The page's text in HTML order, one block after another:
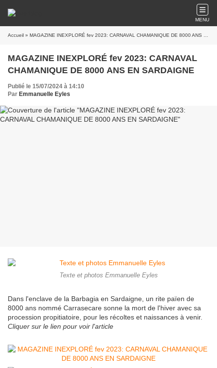
MENU
Accueil » MAGAZINE INEXPLORÉ fev 2023: CARNAVAL CHAMANIQUE DE 8000 ANS EN SARDAIGNE
MAGAZINE INEXPLORÉ fev 2023: CARNAVAL
CHAMANIQUE DE 8000 ANS EN SARDAIGNE
Publié le 15/07/2024 à 14:10
Par Emmanuelle Eyles
Texte et photos Emmanuelle Eyles
Dans l'enclave de la Barbagia en Sardaigne, un rite païen de
8000 ans nommé Carrasecare sonne la mort de l'hiver avec sa
procession propitiatoire, pour les récoltes et naissances à venir.
Cliquer sur le lien pour voir l'article